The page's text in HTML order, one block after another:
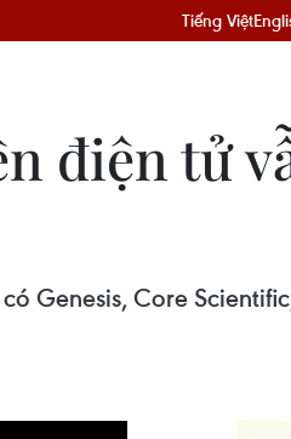
Tiếng Việt
điện tử
Genesis, Core